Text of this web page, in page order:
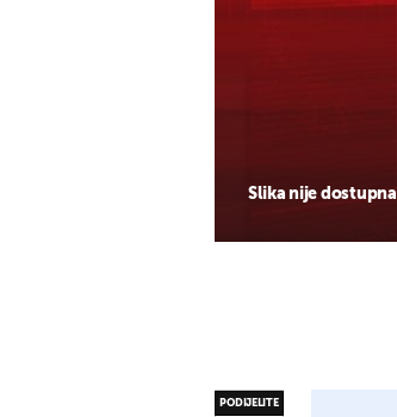
Slika nije dostupna
PODIJELITE